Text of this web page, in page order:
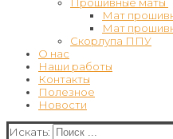
Мат
Мат
Скорлупа ППУ
О нас
Наши работы
Контакты
Полезное
Новости
Искать: